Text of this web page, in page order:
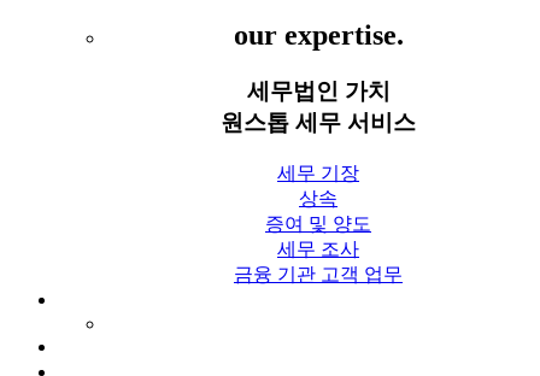
our expertise.
세무법인 가치
원스톱 세무 서비스
세무 기장
상속
증여 및 양도
세무 조사
금융 기관 고객 업무